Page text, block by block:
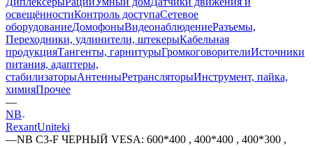
освещённостиКонтроль доступаСетевое
оборудованиеДомофоныВидеонаблюдениеРазъемы,
Переходники, удлинители, штекерыКабельная
продукцияТангенты, гарнитурыГромкоговорителиИсточники
питания, адаптеры,
стабилизаторыАнтенныРетрансляторыИнструмент, пайка,
химияПрочее
—
NB
RexantUniteki
—NB C3-F ЧЕРНЫЙ VESA: 600*400 , 400*400 , 400*300 ,